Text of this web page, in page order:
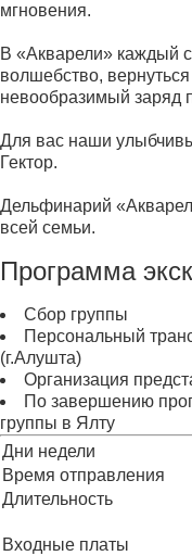
мгновения.
В «Акварели» каждый
волшебство,
невообразимый заряд
Для вас наши
Гектор.
Дельфинарий
всей семьи.
Программа
Сбор группы
Персональный
(г.Алушта)
Организация
По завершению
группы в Ялту
Дни недели
Время отправления
Длительность
Входные платы